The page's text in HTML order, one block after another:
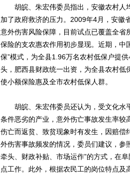
胡皖、朱宏伟委员指出，安徽农村人
加了政府救济的压力。2009年4月，安徽
意外伤害风险保障，目前试点已覆盖全
保险的支农惠农作用初步显现。近期，中
保”模式，为全县1.96万名农村低保户提
头，肥西县财政统一出资，为全县农村
使小额保险惠及全市农村低保人群。
胡皖、朱宏伟委员还认为，受文化水
条件恶劣的产业，意外伤亡事故发生率较
伤亡而返贫、致贫现象时有发生，因赔
外伤害事故频发的情况，委员们建议，参
牵头、财政补贴、市场运作”的方式，在
点工作。此外，根据农民工的岗位特点